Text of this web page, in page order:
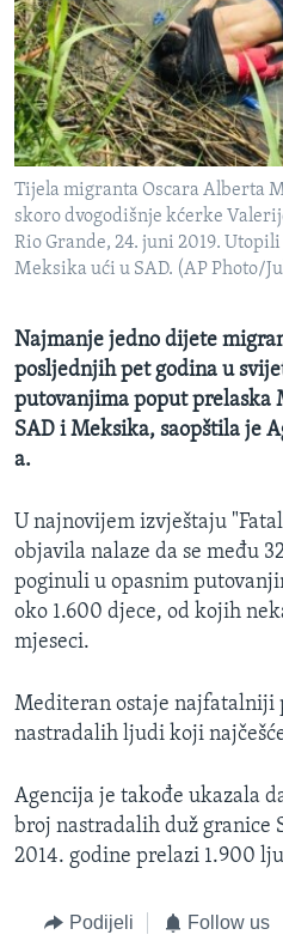
MAGAZIN
O GLASU AMERIKE
Learning English
PRATITE NAS
Tijela migranta Oscara Alberta
skoro dvogodišnje kćerke
Rio Grande, 24. juni 2019.
Meksika ući u SAD. (AP Photo/
Najmanje jedno dijete
posljednjih pet godina u
putovanjima poput prelaska
SAD i Meksika, saopštila je
a.
U najnovijem izvještaju
objavila nalaze da se među
poginuli u opasnim
oko 1.600 djece, od kojih
mjeseci.
Mediteran ostaje najfatalniji
nastradalih ljudi koji
Agencija je takođe ukazala
broj nastradalih duž granice
2014. godine prelazi 1.900
Podijeli Follow us